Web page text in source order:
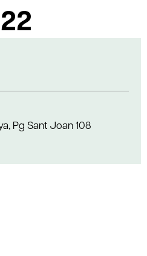
Pg Sant Joan 108